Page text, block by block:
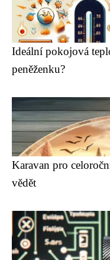
Ideální pokojová
peněženku?
Karavan pro
vědět